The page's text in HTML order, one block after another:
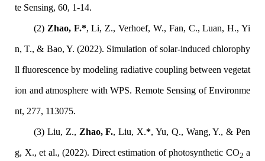
te Sensing, 60, 1-14.
(2) Zhao, F.*, Li, Z., Verhoef, W., Fan, C., Luan, H., Yi
n, T., & Bao, Y. (2022). Simulation of solar-induced chlorophy
ll fluorescence by modeling radiative coupling between vegetat
ion and atmosphere with WPS. Remote Sensing of Environme
nt, 277, 113075.
(3) Liu, Z., Zhao, F., Liu, X.*, Yu, Q., Wang, Y., & Pen
g, X., et al., (2022). Direct estimation of photosynthetic CO2 a